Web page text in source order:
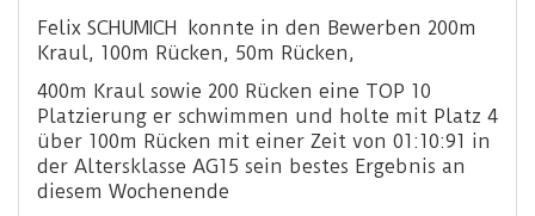
Felix SCHUMICH konnte in den Bewerben 200m
Kraul, 100m Rücken, 50m Rücken,
400m Kraul sowie 200 Rücken eine TOP 10
Platzierung er schwimmen und holte mit Platz 4
über 100m Rücken mit einer Zeit von 01:10:91 in
der Altersklasse AG15 sein bestes Ergebnis an
diesem Wochenende